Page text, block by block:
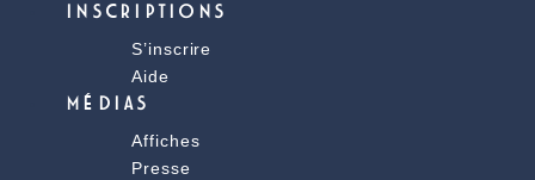
INSCRIPTIONS
S’inscrire
Aide
MÉDIAS
Affiches
Presse